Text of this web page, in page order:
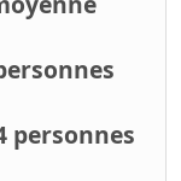
personnes